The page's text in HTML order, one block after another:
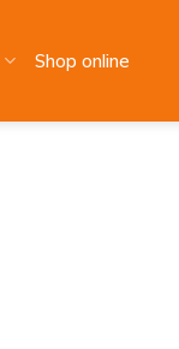
Shop online